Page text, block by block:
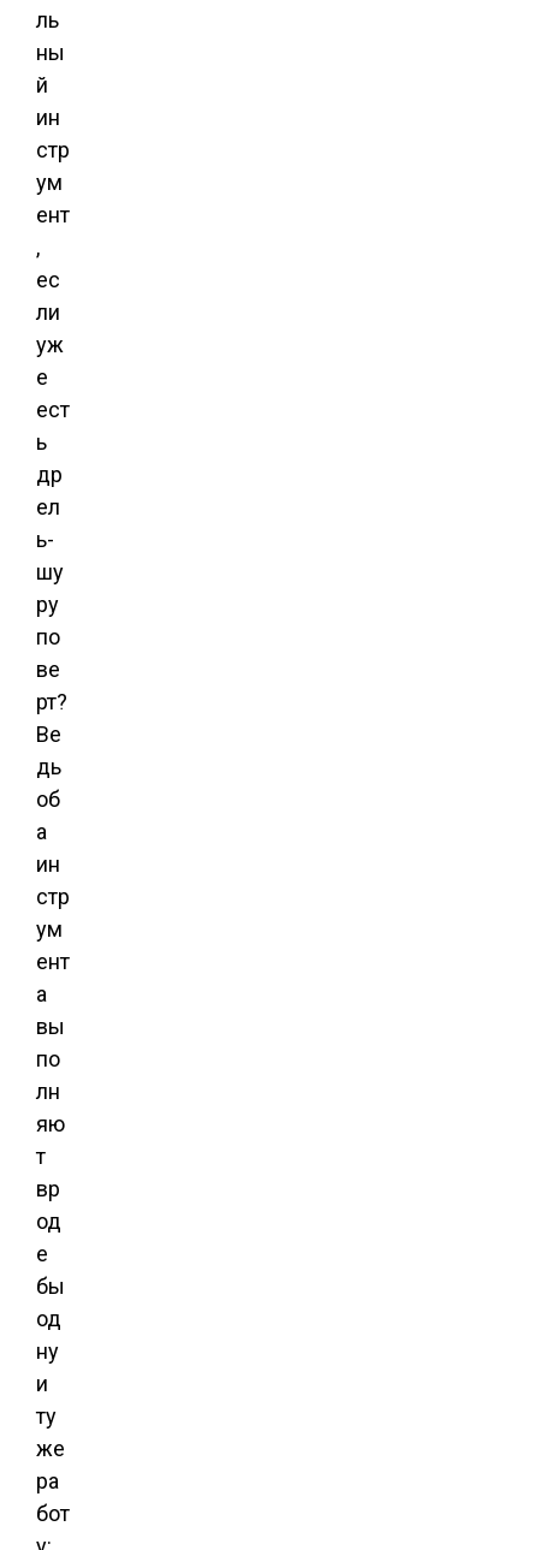
ль
ны
й
ин
стр
ум
ент
,
ес
ли
уж
е
ест
ь
др
ел
ь-
шу
ру
по
ве
рт?
Ве
дь
об
а
ин
стр
ум
ент
а
вы
по
лн
яю
т
вр
од
е
бы
од
ну
и
ту
же
ра
бот